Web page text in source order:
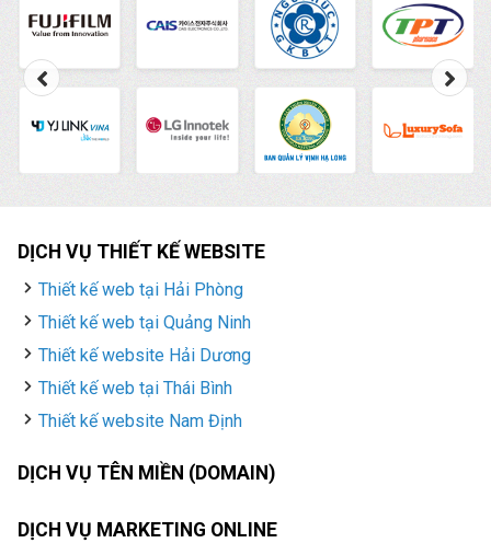
DỊCH VỤ THIẾT KẾ WEBSITE
Thiết kế web tại Hải Phòng
Thiết kế web tại Quảng Ninh
Thiết kế website Hải Dương
Thiết kế web tại Thái Bình
Thiết kế website Nam Định
DỊCH VỤ TÊN MIỀN (DOMAIN)
DỊCH VỤ MARKETING ONLINE